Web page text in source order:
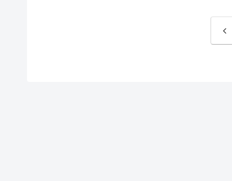
前